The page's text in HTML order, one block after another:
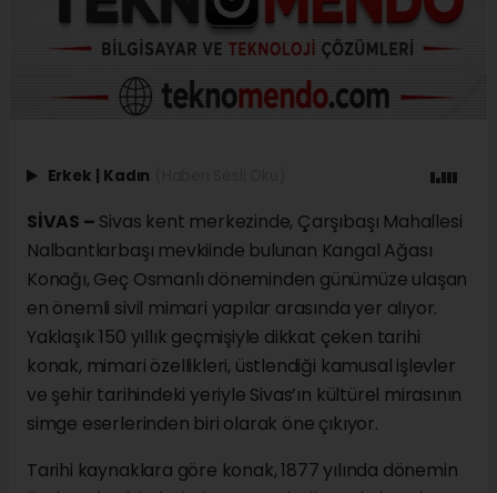
Erkek | Kadın
SİVAS – Sivas kent merkezinde, Çarşıbaşı Mahallesi
Nalbantlarbaşı mevkiinde bulunan Kangal Ağası
Konağı, Geç Osmanlı döneminden günümüze ulaşan
en önemli sivil mimari yapılar arasında yer alıyor.
Yaklaşık 150 yıllık geçmişiyle dikkat çeken tarihi
konak, mimari özellikleri, üstlendiği kamusal işlevler
ve şehir tarihindeki yeriyle Sivas’ın kültürel mirasının
simge eserlerinden biri olarak öne çıkıyor.
Tarihi kaynaklara göre konak, 1877 yılında dönemin